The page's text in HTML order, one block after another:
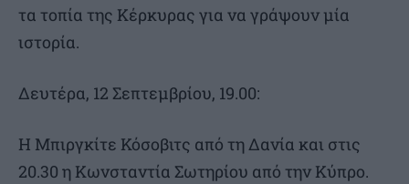
τα τοπία της Κέρκυρας για να γράψουν μία
ιστορία.
Δευτέρα, 12 Σεπτεμβρίου, 19.00:
Η Μπιργκίτε Κόσοβιτς από τη Δανία και στις
20.30 η Κωνσταντία Σωτηρίου από την Κύπρο.